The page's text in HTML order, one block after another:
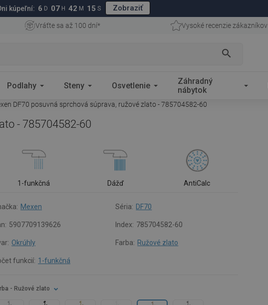
kúpeľní: 6 D 07 H 42 M 14 S Zobraziť
Vráťte sa až 100 dní* Vysoké recenzie zákazníkov
search
Podlahy Steny Osvetlenie
Záhradný
nábytok
DF70 posuvná sprchová súprava, ružové zlato - 785704582-60
- 785704582-60
1-funkčná Dážď AntiCalc
Mexen Séria: DF70
5907709139626 Index: 785704582-60
Okrúhly Farba: Ružové zlato
funkcií: 1-funkčná
- Ružové zlato